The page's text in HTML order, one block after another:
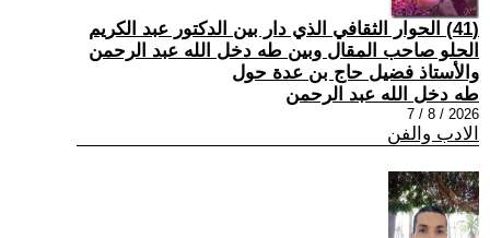
(41) الحوار الثقافي الذي دار بين الدكتور عبد الكريم
الحلو صاحب المقال وبين طه دخل الله عبد الرحمن
والأستاذ فضيل حاج بن عدة حول
طه دخل الله عبد الرحمن
2026 / 8 / 7
الادب والفن